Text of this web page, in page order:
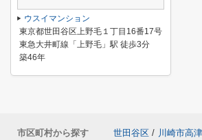
ウスイマンション
東京都世田谷区上野毛１丁目16番17号
東急大井町線「上野毛」駅 徒歩3分
築46年
市区町村から探す 世田谷区 / 川崎市高